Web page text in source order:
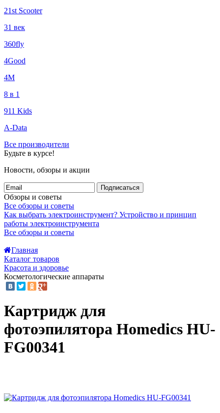
21st Scooter
31 век
360fly
4Good
4М
8 в 1
911 Kids
A-Data
Все производители
Будьте в курсе!
Новости, обзоры и акции
Подписаться
Обзоры и советы
Все обзоры и советы
Как выбрать электроинструмент? Устройство и принцип
работы электроинструмента
Все обзоры и советы
Главная
Каталог товаров
Красота и здоровье
Косметологические аппараты
Картридж для
фотоэпилятора Homedics HU-
FG00341